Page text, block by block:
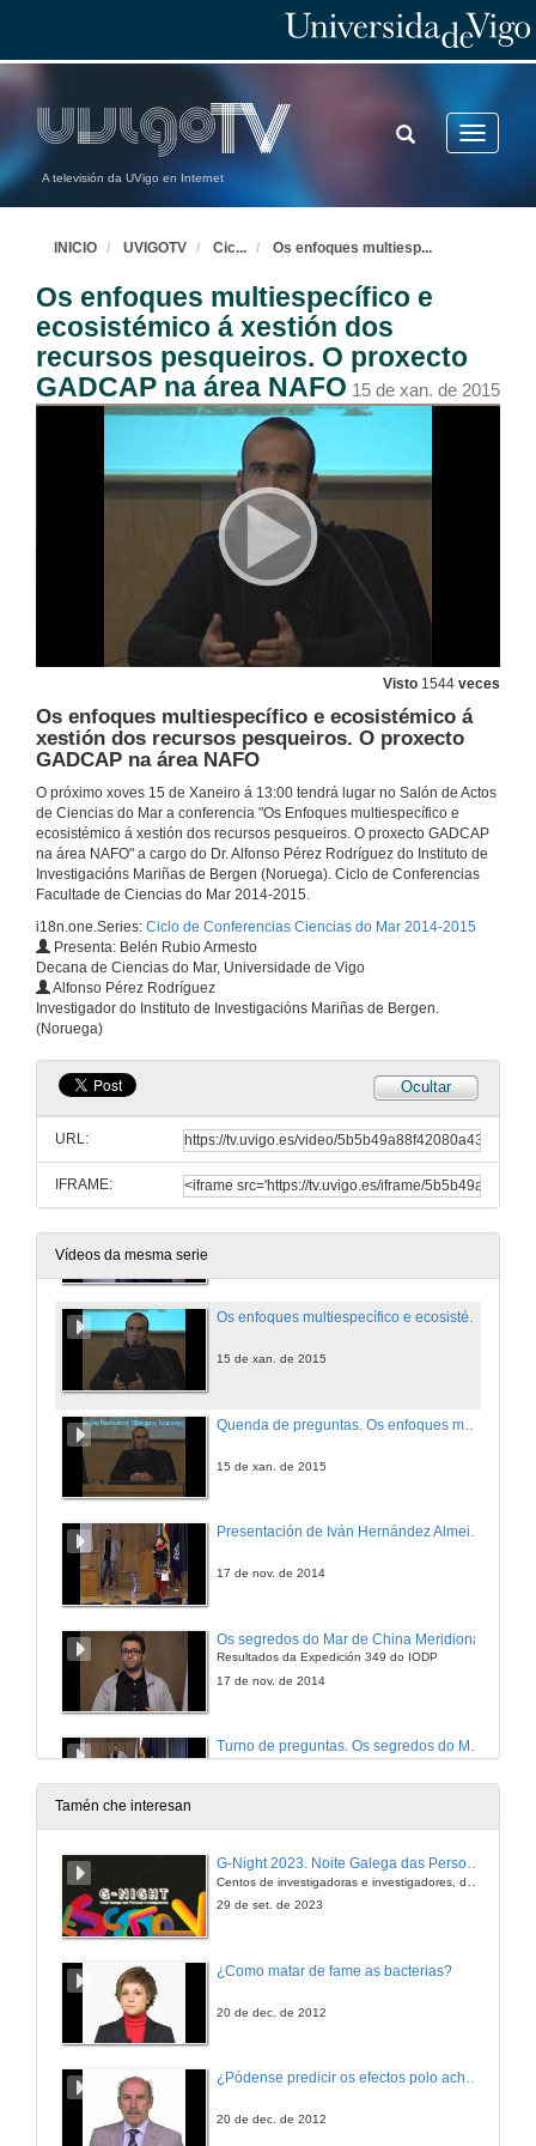
A televisión da UVigo en Internet
Toggle
TOGGLE
SEARCH
INICIO UVIGOTV Cic... Os enfoques multiesp...
Os enfoques multiespecífico e
ecosistémico á xestión dos
recursos pesqueiros. O proxecto
GADCAP na área NAFO 15 de xan. de 2015
Visto 1544 veces
Os enfoques multiespecífico e ecosistémico á
xestión dos recursos pesqueiros. O proxecto
GADCAP na área NAFO
O próximo xoves 15 de Xaneiro á 13:00 tendrá lugar no Salón de Actos
de Ciencias do Mar a conferencia "Os Enfoques multiespecífico e
ecosistémico á xestión dos recursos pesqueiros. O proxecto GADCAP
na área NAFO" a cargo do Dr. Alfonso Pérez Rodríguez do Instituto de
Investigacións Mariñas de Bergen (Noruega). Ciclo de Conferencias
Facultade de Ciencias do Mar 2014-2015.
i18n.one.Series: Ciclo de Conferencias Ciencias do Mar 2014-2015
Presenta: Belén Rubio Armesto
Decana de Ciencias do Mar, Universidade de Vigo
Alfonso Pérez Rodríguez
Investigador do Instituto de Investigacións Mariñas de Bergen.
(Noruega)
Ocultar
URL:
IFRAME:
Vídeos da mesma serie
Presentación. Os anfibios, problemática e conservación
Os anfibios, problemática e conservación
9 de abr. de 2015
9 de abr. de 2015
Presentación de Martiño Cabana Otero
26 de mar. de 2015
Conferencia
26 de mar. de 2015
Quenda de preguntas
26 de mar. de 2015
5 de mar. de 2015
5 de mar. de 2015
O Gran Burato: unha estructura singular na Marxe Continental de Galicia
19 de feb. de 2015
Turno de preguntas. O Gran Burato: unha estructura singular na Marxe Continental de Galicia
Os enfoques multiespecífico e ecosistémico á xestión dos recursos pesqueiros. O proxecto GADCAP na área NAFO
15 de xan. de 2015
15 de xan. de 2015
Presentación de Iván Hernández Almeida
17 de nov. de 2014
Os segredos do Mar de China Meridional
Resultados da Expedición 349 do IODP
17 de nov. de 2014
Turno de preguntas. Os segredos do Mar de China Meridional
17 de nov. de 2014
Conferencia
Quenda de preguntas
Tamén che interesan
G-Night 2023. Noite Galega das Persoas Investigadoras. Conciencias creativas
29 de set. de 2023
¿Como matar de fame as bacterias?
20 de dec. de 2012
¿Pódense predicir os efectos polo achegamento á Terra dos asteroides?
20 de dec. de 2012